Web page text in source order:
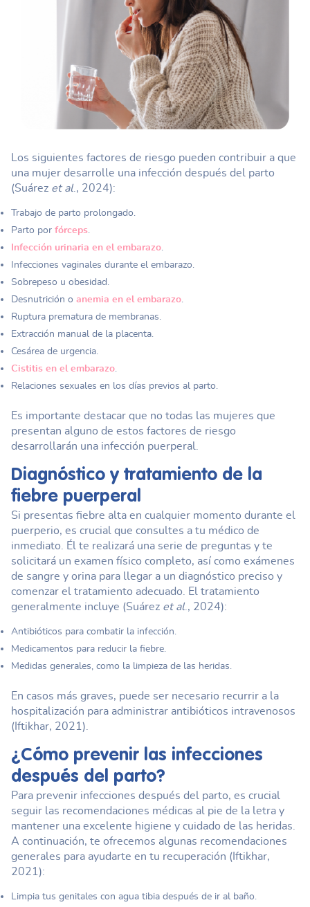
Los siguientes factores de riesgo pueden contribuir a que
una mujer desarrolle una infección después del parto
(Suárez et al ., 2024):
Trabajo de parto prolongado.
Parto por fórceps
Infección urinaria en el embarazo
Infecciones vaginales durante el embarazo.
Sobrepeso u obesidad.
Desnutrición o anemia en el embarazo
Ruptura prematura de membranas.
Extracción manual de la placenta.
Cesárea de urgencia.
Cistitis en el embarazo
Relaciones sexuales en los días previos al parto.
Es importante destacar que no todas las mujeres que
presentan alguno de estos factores de riesgo
desarrollarán una infección puerperal.
Diagnóstico y tratamiento de la
fiebre puerperal
Si presentas fiebre alta en cualquier momento durante el
puerperio, es crucial que consultes a tu médico de
inmediato. Él te realizará una serie de preguntas y te
solicitará un examen físico completo, así como exámenes
de sangre y orina para llegar a un diagnóstico preciso y
comenzar el tratamiento adecuado. El tratamiento
generalmente incluye (Suárez et al ., 2024):
Antibióticos para combatir la infección.
Medicamentos para reducir la fiebre.
Medidas generales, como la limpieza de las heridas.
En casos más graves, puede ser necesario recurrir a la
hospitalización para administrar antibióticos intravenosos
(Iftikhar, 2021).
¿Cómo prevenir las infecciones
después del parto?
Para prevenir infecciones después del parto, es crucial
seguir las recomendaciones médicas al pie de la letra y
mantener una excelente higiene y cuidado de las heridas.
A continuación, te ofrecemos algunas recomendaciones
generales para ayudarte en tu recuperación (Iftikhar,
2021):
Limpia tus genitales con agua tibia después de ir al baño.